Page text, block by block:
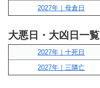
2027年｜母倉日
大悪日・大凶日一覧
2027年｜十死日
2027年｜三隣亡